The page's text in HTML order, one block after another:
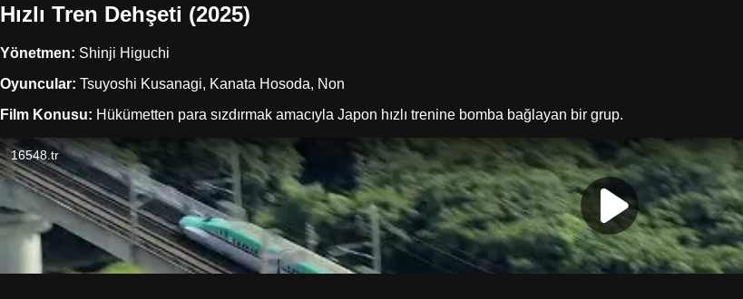
Hızlı Tren Dehşeti (2025)
Yönetmen: Shinji Higuchi
Oyuncular: Tsuyoshi Kusanagi, Kanata Hosoda, Non
Film Konusu: Hükümetten para sızdırmak amacıyla Japon hızlı trenine bomba bağlayan bir grup.